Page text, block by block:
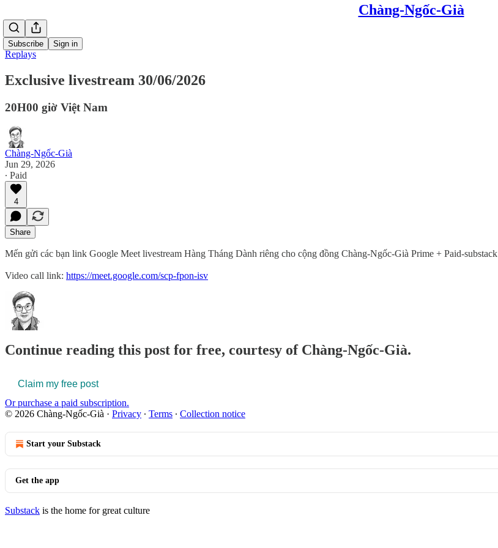
Chàng-Ngốc-Già
Subscribe Sign in
Replays
Exclusive livestream 30/06/2026
20H00 giờ Việt Nam
Chàng-Ngốc-Già
Jun 29, 2026
∙ Paid
4
Share
Mến gửi các bạn link Google Meet livestream Hàng Tháng Dành riêng cho cộng đồng Chàng-Ngốc-Già Prime + Paid-substack
Video call link: https://meet.google.com/scp-fpon-isv
Continue reading this post for free, courtesy of Chàng-Ngốc-Già.
Claim my free post
Or purchase a paid subscription.
© 2026 Chàng-Ngốc-Già · Privacy ∙ Terms ∙ Collection notice
Start your Substack
Get the app
Substack is the home for great culture